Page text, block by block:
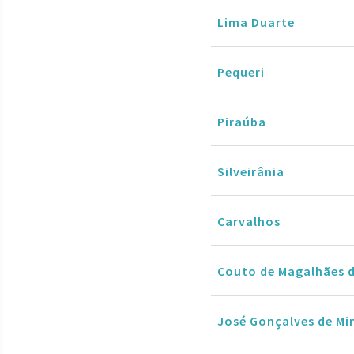
Lima Duarte
Pequeri
Piraúba
Silveirânia
Carvalhos
Couto de Magalhães
José Gonçalves de